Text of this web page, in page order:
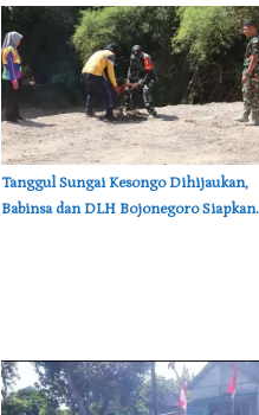
‎Tanggul Sungai Kesongo Dihijaukan,
Babinsa dan DLH Bojonegoro Siapkan